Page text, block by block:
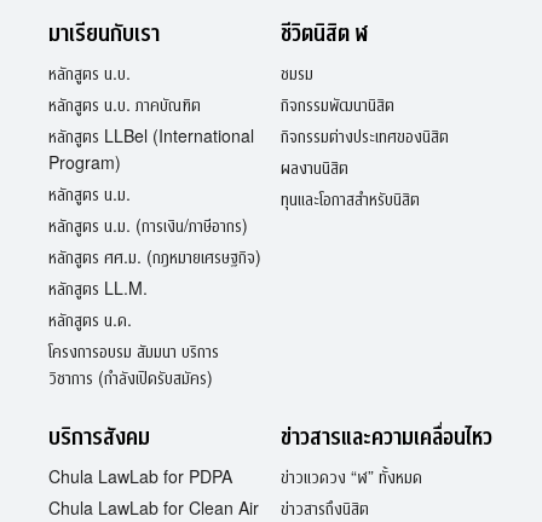
สิทธิ
ภาษี
แห่ง
ราช
อาณาจักร
ไทย
มาเรียนกับเรา
หลักสูตร น.บ.
หลักสูตร น.บ. ภาคบัณฑิต
หลักสูตร LLBel (International
Program)
หลักสูตร น.ม.
หลักสูตร น.ม. (การเงิน/ภาษีอากร)
หลักสูตร ศศ.ม. (กฎหมายเศรษฐกิจ)
หลักสูตร LL.M.
หลักสูตร น.ด.
โครงการอบรม สัมมนา บริการ
วิชาการ (กำลังเปิดรับสมัคร)
ชีวิตนิสิต ฬ
ชมรม
กิจกรรมพัฒนานิสิต
กิจกรรมต่างประเทศของนิสิต
ผลงานนิสิต
ทุนและโอกาสสำหรับนิสิต
บริการสังคม
Chula LawLab for PDPA
Chula LawLab for Clean Air
ข่าวสารและความเคลื่อนไหว
ข่าวแวดวง “ฬ” ทั้งหมด
ข่าวสารถึงนิสิต